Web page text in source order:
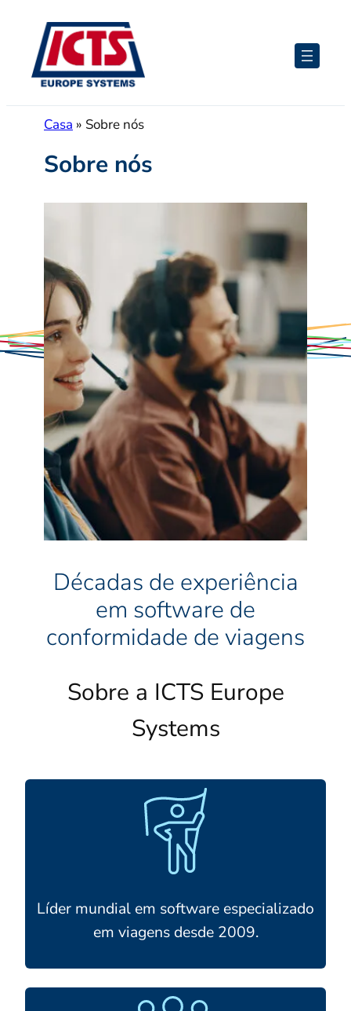
conteúdo
Casa » Sobre nós
Sobre nós
Décadas de experiência
em software de
conformidade de viagens
Sobre a ICTS Europe
Systems
Líder mundial em software especializado
em viagens desde 2009.